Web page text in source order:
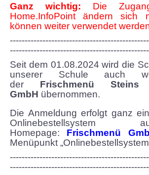
KONZEPT TGS
KONTAKTE
GALERIE
Unsere Schule
Benefizabend -Ein toller Erfolg
Mühlhäuser Altstadtlauf
Theater
Ganz wichtig: Die
Home.InfoPoint ändern sich
können weiter verwendet
Seit dem 01.08.2024 wird die
unserer Schule auch
der Frischmenü
GmbH übernommen.
Die Anmeldung erfolgt ganz
Homepage: Frischmenü
Menüpunkt